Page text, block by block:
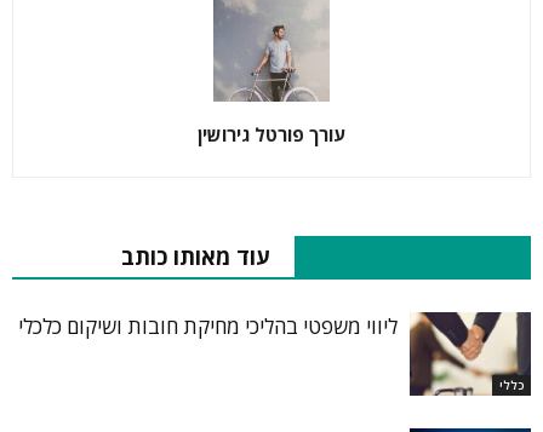
עורך פורטל גירושין
עוד מאותו כותב
כללי
ליווי משפטי בהליכי מחיקת חובות ושיקום כלכלי